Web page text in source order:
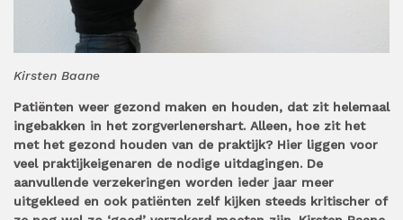
Kirsten Baane
Patiënten weer gezond maken en houden, dat zit helemaal
ingebakken in het zorgverlenershart. Alleen, hoe zit het
met het gezond houden van de praktijk? Hier liggen voor
veel praktijkeigenaren de nodige uitdagingen. De
aanvullende verzekeringen worden ieder jaar meer
uitgekleed en ook patiënten zelf kijken steeds kritischer of